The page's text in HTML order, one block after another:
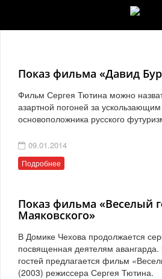
Показ фильма «Давид
Фильм Сергея Тютина можно
азартной погоней за
основоположника русского
09.01.2014
Подробнее
Показ фильма «Веселый
Маяковского»
В Домике Чехова продолжается
посвященная деятелям
гостей предлагается фильм
(2003) режиссера Сергея Тютина.